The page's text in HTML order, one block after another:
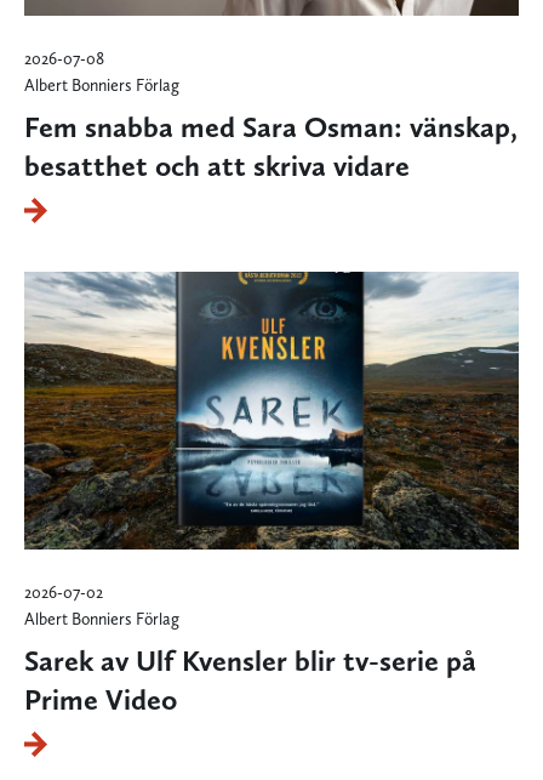
2026-07-08
Albert Bonniers Förlag
Fem snabba med Sara Osman: vänskap,
besatthet och att skriva vidare
2026-07-02
Albert Bonniers Förlag
Sarek av Ulf Kvensler blir tv-serie på
Prime Video